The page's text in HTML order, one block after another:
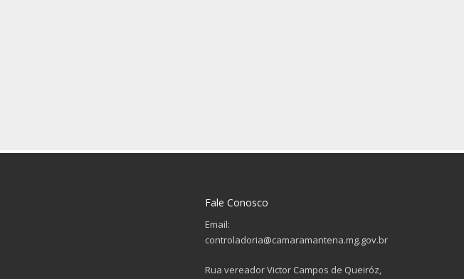
Fale Conosco
Email:
controladoria@camaramantena.mg.gov.br
Rua vereador Victor Campos de Queiróz,